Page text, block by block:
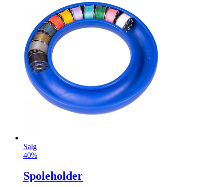
Salg
40%
Spoleholder